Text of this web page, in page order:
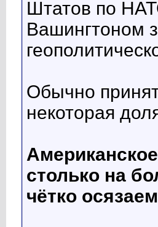
Штатов по
Вашингтоном
Обычно
некоторая
столько на
чётко